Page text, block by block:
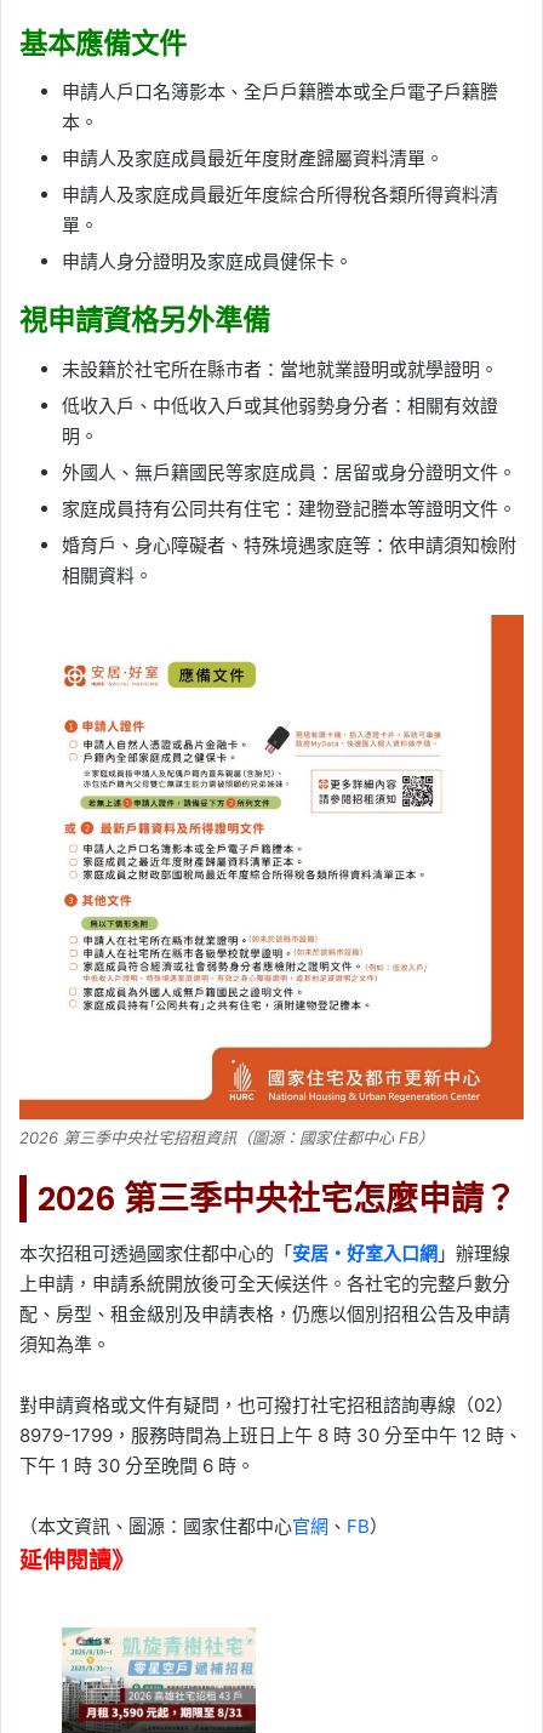
基本應備文件
申請人戶口名簿影本、全戶戶籍謄本或全戶電子戶籍謄
本。
申請人及家庭成員最近年度財產歸屬資料清單。
申請人及家庭成員最近年度綜合所得稅各類所得資料清
單。
申請人身分證明及家庭成員健保卡。
視申請資格另外準備
未設籍於社宅所在縣市者：當地就業證明或就學證明。
低收入戶、中低收入戶或其他弱勢身分者：相關有效證
明。
外國人、無戶籍國民等家庭成員：居留或身分證明文件。
家庭成員持有公同共有住宅：建物登記謄本等證明文件。
婚育戶、身心障礙者、特殊境遇家庭等：依申請須知檢附
相關資料。
2026 第三季中央社宅招租資訊（圖源：國家住都中心 FB）
2026 第三季中央社宅怎麼申請？
本次招租可透過國家住都中心的「 安居・好室入口網 」辦理線
上申請，申請系統開放後可全天候送件。各社宅的完整戶數分
配、房型、租金級別及申請表格，仍應以個別招租公告及申請
須知為準。
對申請資格或文件有疑問，也可撥打社宅招租諮詢專線（02）
8979-1799，服務時間為上班日上午 8 時 30 分至中午 12 時、
下午 1 時 30 分至晚間 6 時。
（本文資訊、圖源：國家住都中心官網 、 FB）
延伸閱讀》